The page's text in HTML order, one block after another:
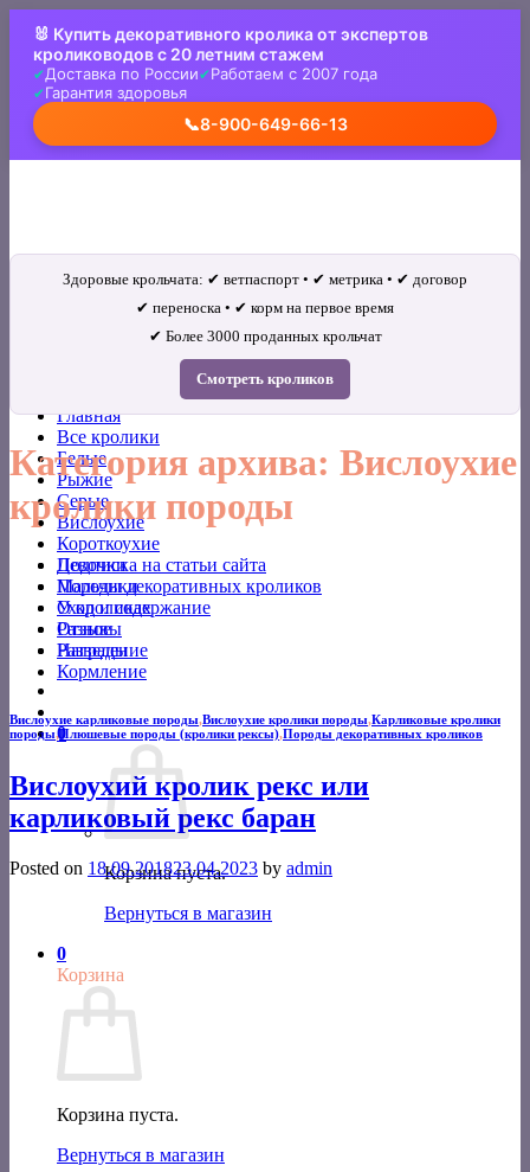
content
🐰 Купить декоративного кролика от экспертов
кролиководов с 20 летним стажем
Доставка по России
Работаем с 2007 года
Гарантия здоровья
📞8-900-649-66-13
Главная
Все кролики
Белые
Рыжие
Серые
Вислоухие
Короткоухие
Девочки
Мальчики
О кроликах
Отзывы
Награды
0
Корзина пуста.
Вернуться в магазин
0
Корзина
Корзина пуста.
Вернуться в магазин
Здоровые крольчата: ✔ ветпаспорт • ✔ метрика • ✔ договор
✔ переноска • ✔ корм на первое время
✔ Более 3000 проданных крольчат
Смотреть кроликов
Категория архива: Вислоухие
кролики породы
Подписка на статьи сайта
Породы декоративных кроликов
Уход и содержание
Разное
Разведение
Кормление
Вислоухие карликовые породы,Вислоухие кролики породы,Карликовые кролики
породы,Плюшевые породы (кролики рексы),Породы декоративных кроликов
Вислоухий кролик рекс или
карликовый рекс баран
Posted on 18.09.201823.04.2023 by admin